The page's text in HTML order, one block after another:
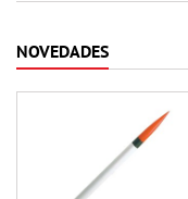
NOVEDADES